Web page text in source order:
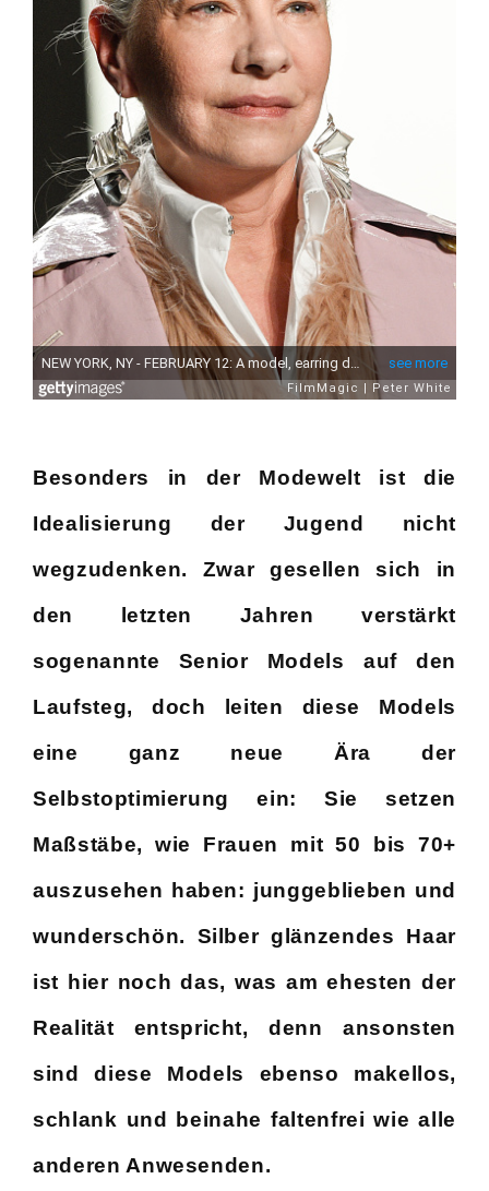
Besonders in der Modewelt ist die
Idealisierung der Jugend nicht
wegzudenken. Zwar gesellen sich in
den letzten Jahren verstärkt
sogenannte Senior Models auf den
Laufsteg, doch leiten diese Models
eine ganz neue Ära der
Selbstoptimierung ein: Sie setzen
Maßstäbe, wie Frauen mit 50 bis 70+
auszusehen haben: junggeblieben und
wunderschön. Silber glänzendes Haar
ist hier noch das, was am ehesten der
Realität entspricht, denn ansonsten
sind diese Models ebenso makellos,
schlank und beinahe faltenfrei wie alle
anderen Anwesenden.